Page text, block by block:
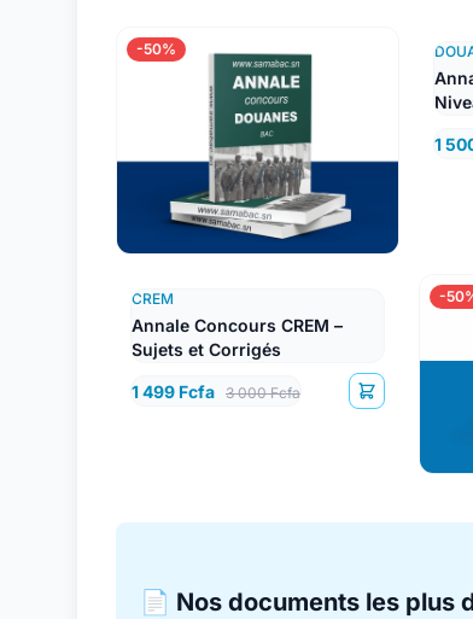
-50%
1
CREM
Annale Concours CREM –
Sujets et Corrigés
1 499 Fcfa 3 000 Fcfa
-
📄 Nos documents les plus